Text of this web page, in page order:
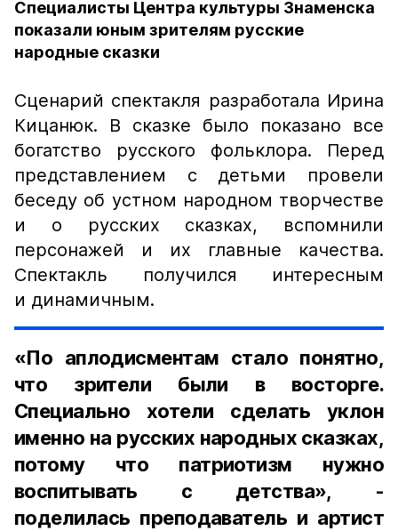
Специалисты Центра культуры Знаменска
показали юным зрителям русские
народные сказки
Сценарий спектакля разработала Ирина
Кицанюк. В сказке было показано все
богатство русского фольклора. Перед
представлением с детьми провели
беседу об устном народном творчестве
и о русских сказках, вспомнили
персонажей и их главные качества.
Спектакль получился интересным
и динамичным.
«По аплодисментам стало понятно,
что зрители были в восторге.
Специально хотели сделать уклон
именно на русских народных сказках,
потому что патриотизм нужно
воспитывать с детства», -
поделилась преподаватель и артист